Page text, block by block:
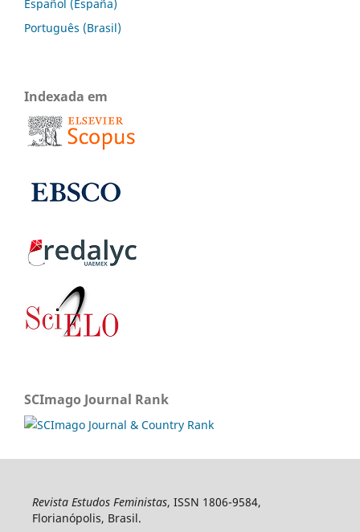
Español (España)
Português (Brasil)
Indexada em
SCImago Journal Rank
Revista Estudos Feministas, ISSN 1806-9584,
Florianópolis, Brasil.